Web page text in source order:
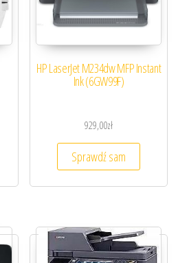
HP LaserJet M234dw MFP Instant
Ink (6GW99F)
929,00zł
Sprawdź sam